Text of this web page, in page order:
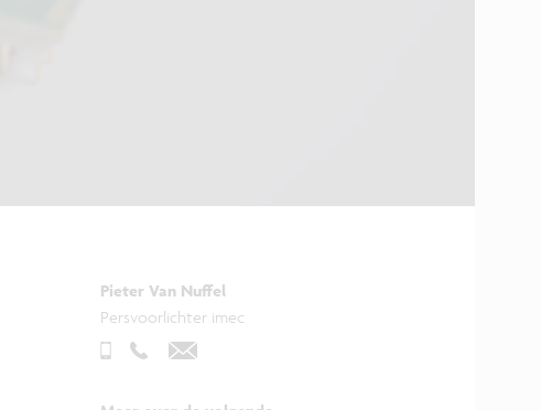
Pieter Van Nuffel
Persvoorlichter imec